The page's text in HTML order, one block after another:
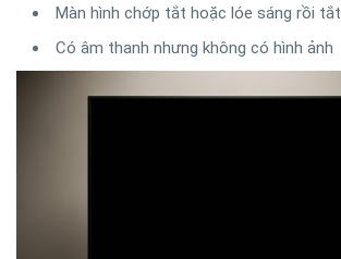
Màn hình chớp tắt hoặc lóe sáng rồi tắt
Có âm thanh nhưng không có hình ảnh